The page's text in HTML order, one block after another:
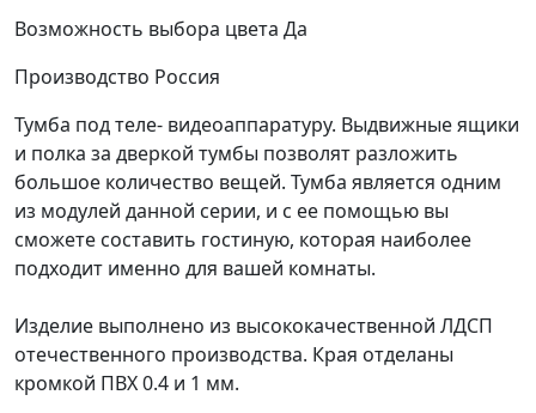
Возможность выбора цвета Да
Производство Россия
Тумба под теле- видеоаппаратуру. Выдвижные ящики
и полка за дверкой тумбы позволят разложить
большое количество вещей. Тумба является одним
из модулей данной серии, и с ее помощью вы
сможете составить гостиную, которая наиболее
подходит именно для вашей комнаты.
Изделие выполнено из высококачественной ЛДСП
отечественного производства. Края отделаны
кромкой ПВХ 0.4 и 1 мм.